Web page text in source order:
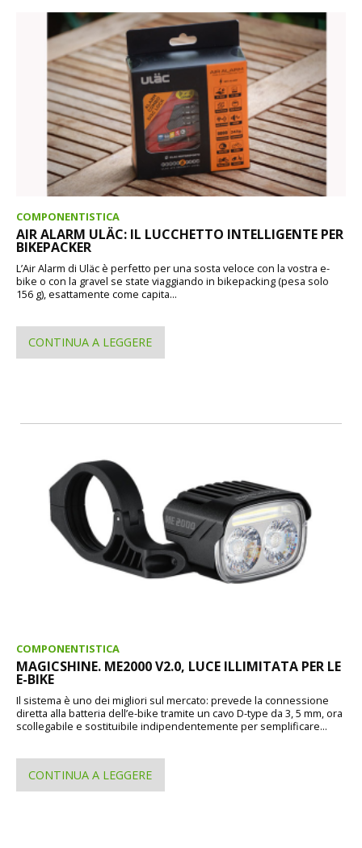
COMPONENTISTICA
AIR ALARM ULÄC: IL LUCCHETTO INTELLIGENTE PER
BIKEPACKER
L’Air Alarm di Uläc è perfetto per una sosta veloce con la vostra e-
bike o con la gravel se state viaggiando in bikepacking (pesa solo
156 g), esattamente come capita...
CONTINUA A LEGGERE
COMPONENTISTICA
MAGICSHINE. ME2000 V2.0, LUCE ILLIMITATA PER LE
E-BIKE
Il sistema è uno dei migliori sul mercato: prevede la connessione
diretta alla batteria dell’e-bike tramite un cavo D-type da 3, 5 mm, ora
scollegabile e sostituibile indipendentemente per semplificare...
CONTINUA A LEGGERE